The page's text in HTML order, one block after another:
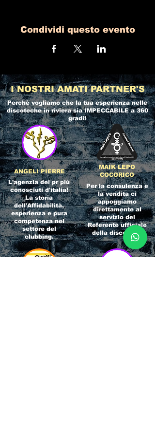
Condividi questo evento
I NOSTRI AMATI PARTNER'S
Perchè vogliamo che la tua esperienza nelle
discoteche in rivierasia IMPECCABILE a 360
gradi!
ANGELI PIERRE
L'agenzia dei pr più
conosciuti d'italia!
La storia
dell'Affidabilità,
esperienza e pura
competenza nel
settore del
clubbing.
MAIK LEPO
COCORICO
Per la consulenza e
la vendita ci
appoggiamo
direttamente al
servizio del
Referente ufficiale
della discoteca!